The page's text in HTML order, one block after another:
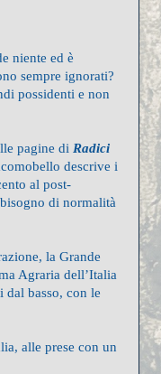
niente ed è
sempre ignorati?
possidenti e non
pagine di Radici
descrive i
al post-
di normalità
la Grande
Agraria dell’Italia
basso, con le
alle prese con un